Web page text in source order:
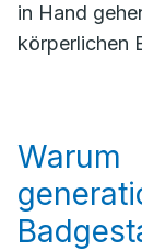
in Hand
körperlichen
Warum